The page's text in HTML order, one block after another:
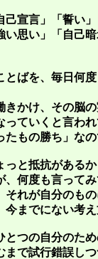
宣言」「誓い
思い」「自己
ばを、毎日何
かけ、その脳
ていくと言わ
もの勝ち」な
と抵抗がある
何度も言って
れが自分のも
までにない考
つの自分のた
で試行錯誤し